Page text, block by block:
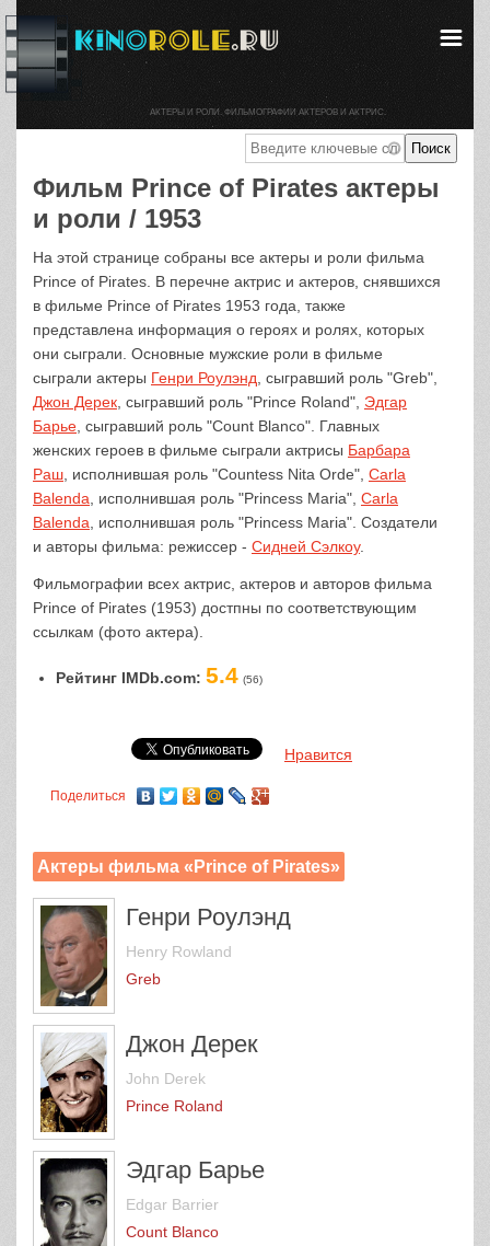
Фильм Prince of Pirates актеры
и роли / 1953
На этой странице собраны все актеры и роли фильма
Prince of Pirates. В перечне актрис и актеров, снявшихся
в фильме Prince of Pirates 1953 года, также
представлена информация о героях и ролях, которых
они сыграли. Основные мужские роли в фильме
сыграли актеры Генри Роулэнд , сыгравший роль "Greb",
Джон Дерек , сыгравший роль "Prince Roland", Эдгар
Барье , сыгравший роль "Count Blanco". Главных
женских героев в фильме сыграли актрисы Барбара
Раш , исполнившая роль "Countess Nita Orde", Carla
Balenda , исполнившая роль "Princess Maria", Carla
Balenda , исполнившая роль "Princess Maria". Создатели
и авторы фильма: режиссер - Сидней Сэлкоу.
Фильмографии всех актрис, актеров и авторов фильма
Prince of Pirates (1953) достпны по соответствующим
ссылкам (фото актера).
Рейтинг IMDb.com: 5.4 (56)
Нравится
Поделиться
Актеры фильма «Prince of Pirates»
Генри Роулэнд
Henry Rowland
Greb
Джон Дерек
John Derek
Prince Roland
Эдгар Барье
Edgar Barrier
Count Blanco
АКТЕРЫ И РОЛИ. ФИЛЬМОГРАФИИ АКТЕРОВ И АКТРИС.